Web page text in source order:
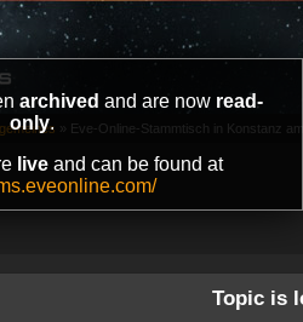
archived and are now read-
only.
liveand can be found at
» Eve-Online-Stammtisch in Konstanz
Topic is